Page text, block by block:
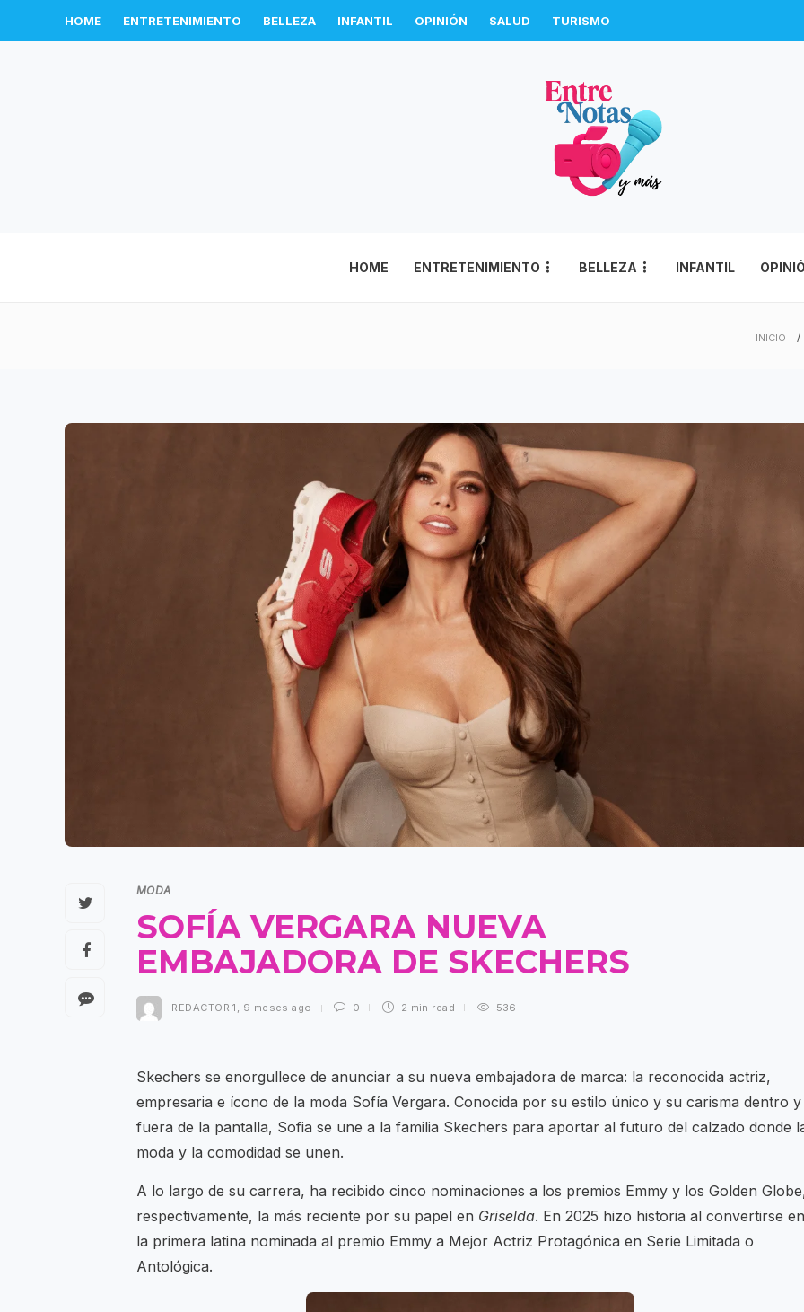
HOME ENTRETENIMIENTO BELLEZA INFANTIL OPINIÓN SALUD TURISMO
HOME ENTRETENIMIENTO BELLEZA INFANTIL
INICIO
MODA
SOFÍA VERGARA NUEVA
EMBAJADORA DE SKECHERS
REDACTOR 1 , 9 meses ago 0 2 min read 536
Skechers se enorgullece de anunciar a su nueva embajadora de marca: la reconocida actriz,
empresaria e ícono de la moda Sofía Vergara. Conocida por su estilo único y su carisma dentro y
fuera de la pantalla, Sofia se une a la familia Skechers para aportar al futuro del calzado donde
moda y la comodidad se unen.
A lo largo de su carrera, ha recibido cinco nominaciones a los premios Emmy y los Golden
respectivamente, la más reciente por su papel en Griselda. En 2025 hizo historia al convertirse en
la primera latina nominada al premio Emmy a Mejor Actriz Protagónica en Serie Limitada o
Antológica.